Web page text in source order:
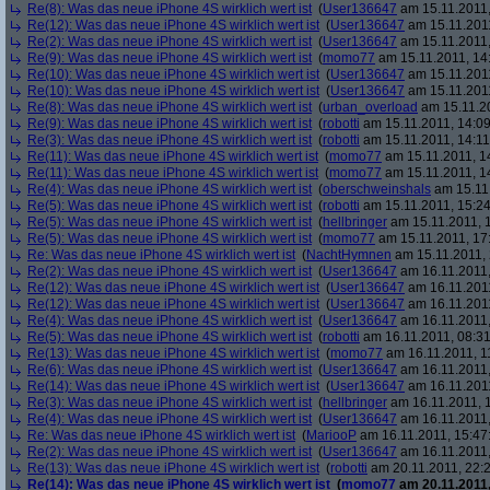
Re(8): Was das neue iPhone 4S wirklich wert ist (User136647 am
Re(12): Was das neue iPhone 4S wirklich wert ist (User136647 am
Re(2): Was das neue iPhone 4S wirklich wert ist (User136647 am
Re(9): Was das neue iPhone 4S wirklich wert ist (momo77 am 15.11.2011,
Re(10): Was das neue iPhone 4S wirklich wert ist (User136647 am
Re(10): Was das neue iPhone 4S wirklich wert ist (User136647 am
Re(8): Was das neue iPhone 4S wirklich wert ist (urban_overload am
Re(9): Was das neue iPhone 4S wirklich wert ist (robotti am 15.11.2011,
Re(3): Was das neue iPhone 4S wirklich wert ist (robotti am 15.11.2011,
Re(11): Was das neue iPhone 4S wirklich wert ist (momo77 am 15.11.2011,
Re(11): Was das neue iPhone 4S wirklich wert ist (momo77 am 15.11.2011,
Re(4): Was das neue iPhone 4S wirklich wert ist (oberschweinshals am
Re(5): Was das neue iPhone 4S wirklich wert ist (robotti am 15.11.2011,
Re(5): Was das neue iPhone 4S wirklich wert ist (hellbringer am 15.11.2011,
Re(5): Was das neue iPhone 4S wirklich wert ist (momo77 am 15.11.2011,
Re: Was das neue iPhone 4S wirklich wert ist (NachtHymnen am 15.11.2011,
Re(2): Was das neue iPhone 4S wirklich wert ist (User136647 am
Re(12): Was das neue iPhone 4S wirklich wert ist (User136647 am
Re(12): Was das neue iPhone 4S wirklich wert ist (User136647 am
Re(4): Was das neue iPhone 4S wirklich wert ist (User136647 am
Re(5): Was das neue iPhone 4S wirklich wert ist (robotti am 16.11.2011,
Re(13): Was das neue iPhone 4S wirklich wert ist (momo77 am 16.11.2011,
Re(6): Was das neue iPhone 4S wirklich wert ist (User136647 am
Re(14): Was das neue iPhone 4S wirklich wert ist (User136647 am
Re(3): Was das neue iPhone 4S wirklich wert ist (hellbringer am 16.11.2011,
Re(4): Was das neue iPhone 4S wirklich wert ist (User136647 am
Re: Was das neue iPhone 4S wirklich wert ist (MariooP am 16.11.2011,
Re(2): Was das neue iPhone 4S wirklich wert ist (User136647 am
Re(13): Was das neue iPhone 4S wirklich wert ist (robotti am 20.11.2011,
Re(14): Was das neue iPhone 4S wirklich wert ist (momo77 am